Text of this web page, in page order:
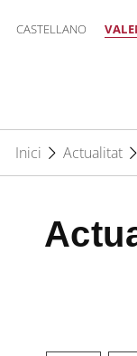
CASTELLANO
Inici
Actualitat